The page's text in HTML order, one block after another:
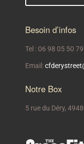
Besoin d’infos
Tel : 06 98 05 50 79
Email:
Notre Box
5 rue du Déry,